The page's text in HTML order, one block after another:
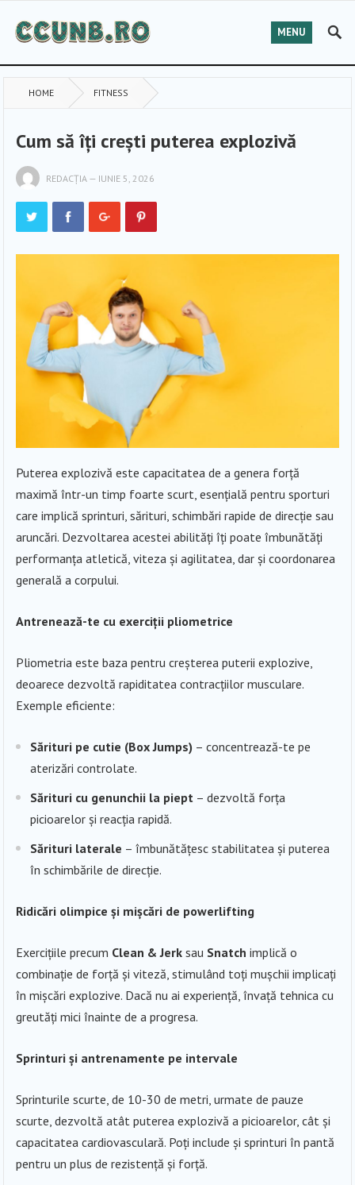
MENU
HOME FITNESS
Cum să îți crești puterea explozivă
REDACȚIA — IUNIE 5, 2026
Puterea explozivă este capacitatea de a genera forță
maximă într-un timp foarte scurt, esențială pentru sporturi
care implică sprinturi, sărituri, schimbări rapide de direcție sau
aruncări. Dezvoltarea acestei abilități îți poate îmbunătăți
performanța atletică, viteza și agilitatea, dar și coordonarea
generală a corpului.
Antrenează-te cu exerciții pliometrice
Pliometria este baza pentru creșterea puterii explozive,
deoarece dezvoltă rapiditatea contracțiilor musculare.
Exemple eficiente:
Sărituri pe cutie (Box Jumps) – concentrează-te pe
aterizări controlate.
Sărituri cu genunchii la piept – dezvoltă forța
picioarelor și reacția rapidă.
Sărituri laterale – îmbunătățesc stabilitatea și puterea
în schimbările de direcție.
Ridicări olimpice și mișcări de powerlifting
Exercițiile precum Clean & Jerk sau Snatch implică o
combinație de forță și viteză, stimulând toți mușchii implicați
în mișcări explozive. Dacă nu ai experiență, învață tehnica cu
greutăți mici înainte de a progresa.
Sprinturi și antrenamente pe intervale
Sprinturile scurte, de 10-30 de metri, urmate de pauze
scurte, dezvoltă atât puterea explozivă a picioarelor, cât și
capacitatea cardiovasculară. Poți include și sprinturi în pantă
pentru un plus de rezistență și forță.